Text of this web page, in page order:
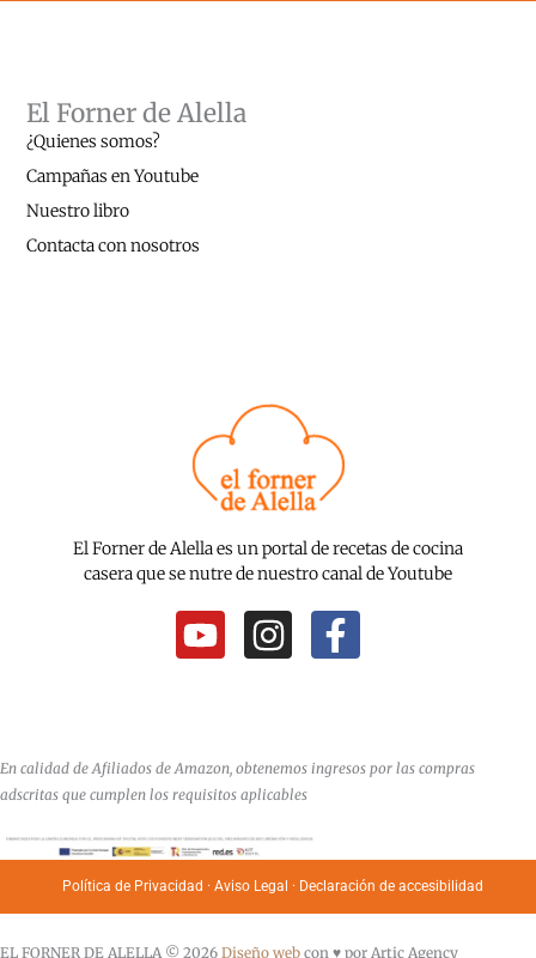
El Forner de Alella es un portal de recetas de cocina
casera que se nutre de nuestro canal de Youtube
Y
o
u
b
e
I
n
a
g
r
a
m
F
a
b
k
-
f
El Forner de Alella
¿Quienes somos?
Campañas en Youtube
Nuestro libro
Contacta con nosotros
En calidad de Afiliados de Amazon, obtenemos ingresos por las compras
adscritas que cumplen los requisitos aplicables
Política de Privacidad · Aviso Legal · Declaración de accesibilidad
EL FORNER DE ALELLA © 2026 Diseño web con ♥️ por Artic Agency